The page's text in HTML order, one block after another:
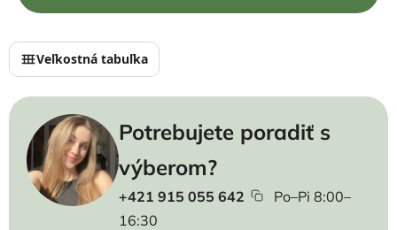
Veľkostná tabuľka
Potrebujete poradiť s
výberom?
+421 915 055 642
Po–Pi 8:00–
16:30